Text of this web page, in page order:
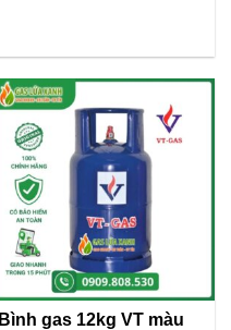
Bình gas 12kg VT màu